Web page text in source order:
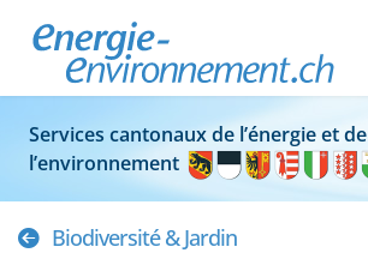
Services cantonaux de l’énergie et de
l’environnement
Biodiversité & Jardin